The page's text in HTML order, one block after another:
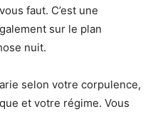
faut. C’est une
sur le plan
nuit.
selon votre corpulence,
et votre régime. Vous